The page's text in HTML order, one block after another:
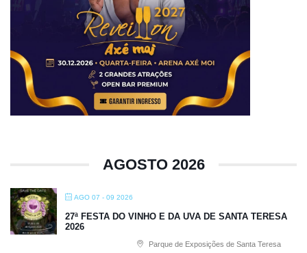
AGOSTO 2026
AGO 07 - 09 2026
27ª FESTA DO VINHO E DA UVA DE SANTA TERESA
2026
Parque de Exposições de Santa Teresa